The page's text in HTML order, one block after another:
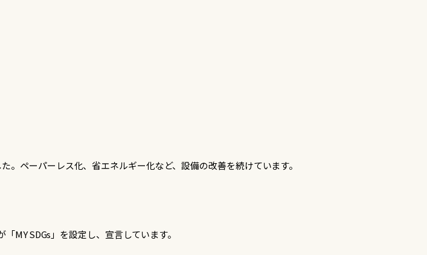
ペーパーレス化、省エネルギー化など、設備の改善を続けています。
MY SDGs」を設定し、宣言しています。